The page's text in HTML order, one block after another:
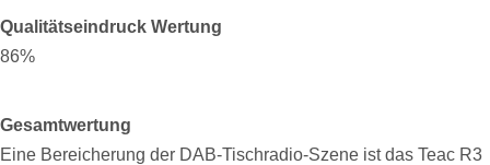
Qualitätseindruck Wertung
86%
Gesamtwertung
Eine Bereicherung der DAB-Tischradio-Szene ist das Teac R3